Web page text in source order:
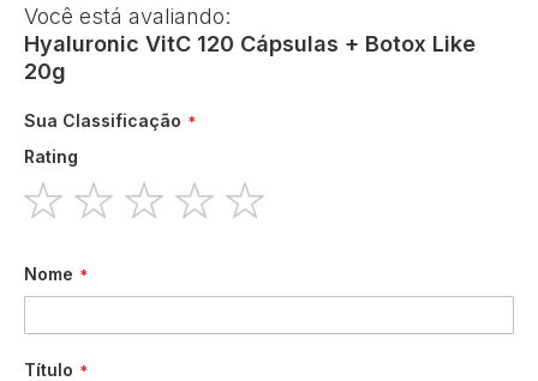
Você está avaliando:
Hyaluronic VitC 120 Cápsulas + Botox Like
20g
Sua Classificação
Rating
Nome
Título